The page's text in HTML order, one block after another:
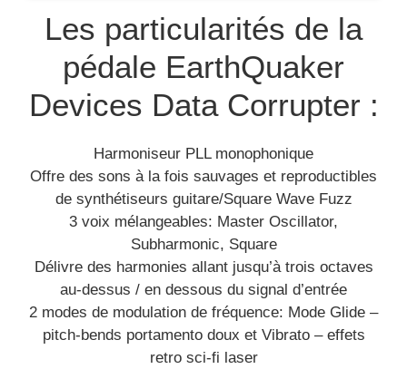
Les particularités de la
pédale EarthQuaker
Devices Data Corrupter :
Harmoniseur PLL monophonique
Offre des sons à la fois sauvages et reproductibles
de synthétiseurs guitare/Square Wave Fuzz
3 voix mélangeables: Master Oscillator,
Subharmonic, Square
Délivre des harmonies allant jusqu’à trois octaves
au-dessus / en dessous du signal d’entrée
2 modes de modulation de fréquence: Mode Glide –
pitch-bends portamento doux et Vibrato – effets
retro sci-fi laser